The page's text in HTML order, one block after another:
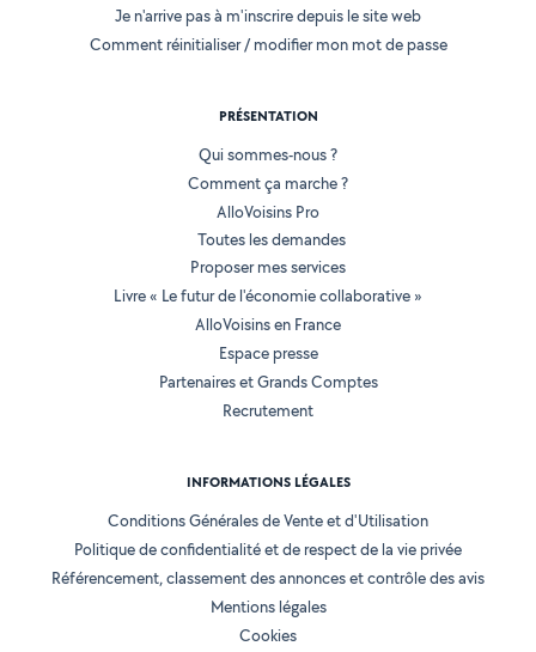
Je n'arrive pas à m'inscrire depuis le site web
Comment réinitialiser / modifier mon mot de passe
PRÉSENTATION
Qui sommes-nous ?
Comment ça marche ?
AlloVoisins Pro
Toutes les demandes
Proposer mes services
Livre « Le futur de l'économie collaborative »
AlloVoisins en France
Espace presse
Partenaires et Grands Comptes
Recrutement
INFORMATIONS LÉGALES
Conditions Générales de Vente et d'Utilisation
Politique de confidentialité et de respect de la vie privée
Référencement, classement des annonces et contrôle des avis
Mentions légales
Cookies